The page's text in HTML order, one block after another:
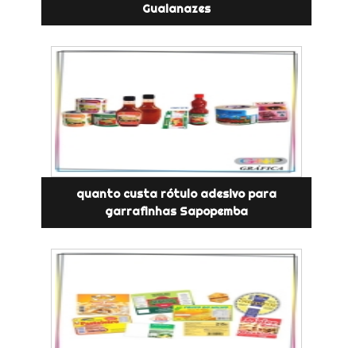
Guaianazes
quanto custa rótulo adesivo para
garrafinhas Sapopemba